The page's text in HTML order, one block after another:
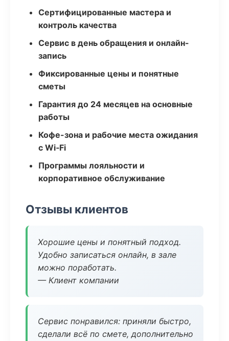
Сертифицированные мастера и
контроль качества
Сервис в день обращения и онлайн-
запись
Фиксированные цены и понятные
сметы
Гарантия до 24 месяцев на основные
работы
Кофе-зона и рабочие места ожидания
с Wi‑Fi
Программы лояльности и
корпоративное обслуживание
Отзывы клиентов
Хорошие цены и понятный подход.
Удобно записаться онлайн, в зале
можно поработать.
— Клиент компании
Сервис понравился: приняли быстро,
сделали всё по смете, дополнительно